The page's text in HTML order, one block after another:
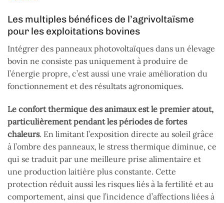
Les multiples bénéfices de l’agrivoltaïsme
pour les exploitations bovines
Intégrer des panneaux photovoltaïques dans un élevage
bovin ne consiste pas uniquement à produire de
l’énergie propre, c’est aussi une vraie amélioration du
fonctionnement et des résultats agronomiques.
Le confort thermique des animaux est le premier atout,
particulièrement pendant les périodes de fortes
chaleurs. En limitant l’exposition directe au soleil grâce
à l’ombre des panneaux, le stress thermique diminue, ce
qui se traduit par une meilleure prise alimentaire et
une production laitière plus constante. Cette
protection réduit aussi les risques liés à la fertilité et au
comportement, ainsi que l’incidence d’affections liées à